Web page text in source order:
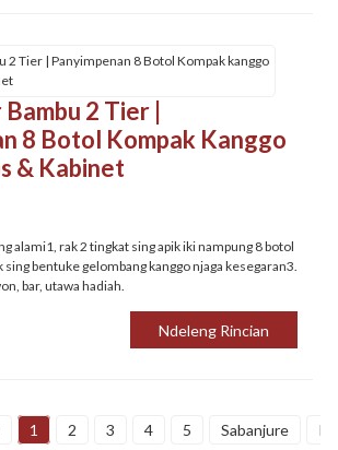
2 Tier |
8 Botol Kompak Kanggo
& Kabinet
alami‌1, rak 2 tingkat sing apik iki nampung 8 botol
bentuke gelombang kanggo njaga kesegaran‌3.
bar, utawa hadiah.
Ndeleng Rincian
1 2 3 4 5 Sabanjure